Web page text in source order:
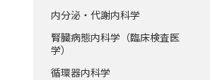
内分泌・代謝内科学
腎臓病態内科学（臨床検査医
学）
循環器内科学